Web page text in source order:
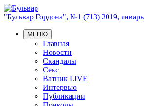
"Бульвар Гордона", №1 (713) 2019, январь
МЕНЮ
Главная
Новости
Скандалы
Секс
Ватник LIVE
Интервью
Публикации